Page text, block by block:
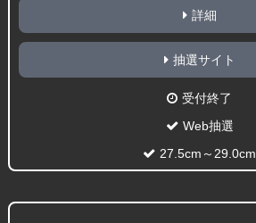
詳細
抽選サイト
受付終了
Web抽選
27.5cm～29.0cm